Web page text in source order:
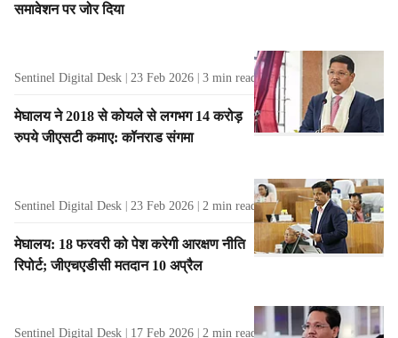
समावेशन पर जोर दिया
Sentinel Digital Desk 23 Feb 2026 3 min read
मेघालय ने 2018 से कोयले से लगभग 14 करोड़
रुपये जीएसटी कमाए: कॉनराड संगमा
Sentinel Digital Desk 23 Feb 2026 2 min read
मेघालय: 18 फरवरी को पेश करेगी आरक्षण नीति
रिपोर्ट; जीएचएडीसी मतदान 10 अप्रैल
Sentinel Digital Desk 17 Feb 2026 2 min read